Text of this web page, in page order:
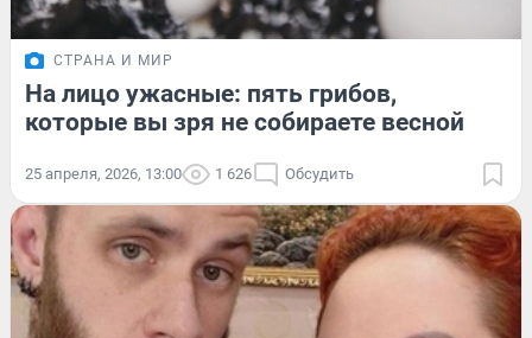
СТРАНА И МИР
На лицо ужасные: пять грибов,
которые вы зря не собираете весной
25 апреля, 2026, 13:00 1 626 Обсудить